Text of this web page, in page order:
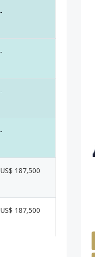
-
-
-
-
US$ 187,500
US$ 187,500